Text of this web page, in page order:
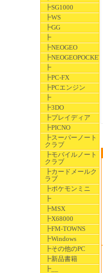
┣SG1000
┣WS
┣GG
┣
┣NEOGEO
┣NEOGEOPOCKET
┣
┣PC-FX
┣PCエンジン
┣
┣3DO
┣プレイディア
┣PICNO
┣スーパーノート
クラブ
┣モバイルノート
クラブ
┣カードメールク
ラブ
┣ポケモンミニ
┣
┣MSX
┣X68000
┣FM-TOWNS
┣Windows
┣その他のPC
┣新品書籍
┣__